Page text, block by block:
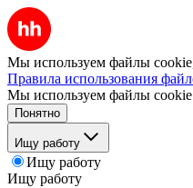
Мы используем файлы cookie,
Правила использования
Мы используем файлы
Понятно
Ищу работу
Ищу работу
Ищу работу